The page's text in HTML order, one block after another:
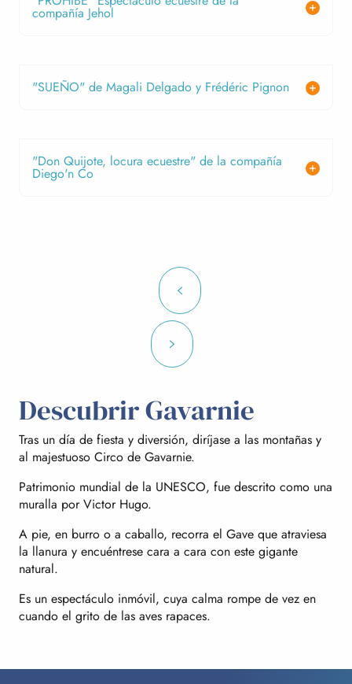
compañía Jehol
"SUEÑO" de Magali Delgado y Frédéric Pignon
"Don Quijote, locura ecuestre" de la compañía
Diego'n Co
Descubrir Gavarnie
Tras un día de fiesta y diversión, diríjase a las montañas y
al majestuoso Circo de Gavarnie.
Patrimonio mundial de la UNESCO, fue descrito como una
muralla por Victor Hugo.
A pie, en burro o a caballo, recorra el Gave que atraviesa
la llanura y encuéntrese cara a cara con este gigante
natural.
Es un espectáculo inmóvil, cuya calma rompe de vez en
cuando el grito de las aves rapaces.